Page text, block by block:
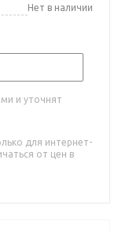
Нет в наличии
и уточнят
для интернет-
от цен в